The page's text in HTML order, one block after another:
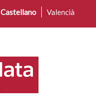
Castellano Valencià